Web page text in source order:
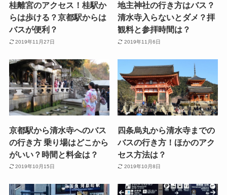
桂離宮のアクセス！桂駅か
らは歩ける？京都駅からは
バスが便利？
2019年11月27日
地主神社の行き方はバス？
清水寺入らないとダメ？拝
観料と参拝時間は？
2019年11月6日
京都駅から清水寺へのバス
の行き方 乗り場はどこから
がいい？時間と料金は？
2019年10月15日
四条烏丸から清水寺までの
バスの行き方！ほかのアク
セス方法は？
2019年10月8日